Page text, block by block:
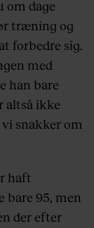
om dage
træning og
forbedre sig.
med
han bare
altså ikke
snakker om
haft
bare 95, men
der efter